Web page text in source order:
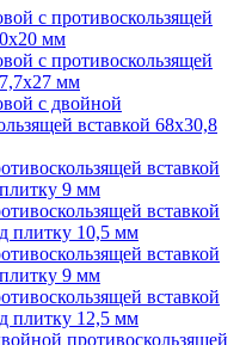
с противоскользящей
мм
с противоскользящей
мм
с двойной
вставкой 68х30,8
вставкой
9 мм
вставкой
плитку 10,5 мм
вставкой
9 мм
вставкой
плитку 12,5 мм
противоскользящей